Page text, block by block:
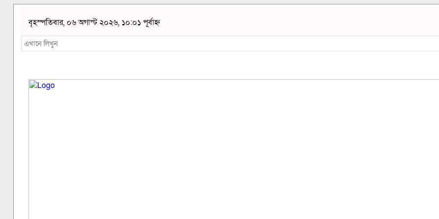
বৃহস্পতিবার, ০৬ অগাস্ট ২০২৬, ১০:০১ পূর্বাহ্ন